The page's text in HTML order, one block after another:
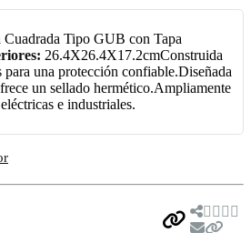
Cuadrada Tipo GUB con Tapa
26.4X26.4X17.2cmConstruida
para una protección confiable.Diseñada
un sellado hermético.Ampliamente
e industriales.